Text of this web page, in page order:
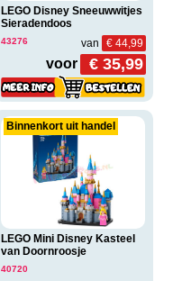
LEGO Disney Sneeuwwitjes
Sieradendoos
€ 44,99
van
€ 35,99
voor
43276
Binnenkort uit handel
LEGO Mini Disney Kasteel
van Doornroosje
40720